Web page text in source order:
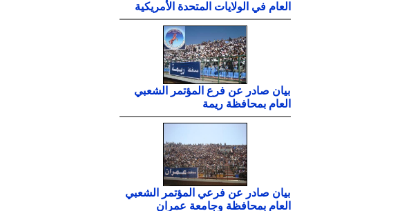
العام في الولايات المتحدة الأمريكية
بيان صادر عن فرع المؤتمر الشعبي
العام بمحافظة ريمة
بيان صادر عن فرعي المؤتمر الشعبي
العام بمحافظة وجامعة عمران